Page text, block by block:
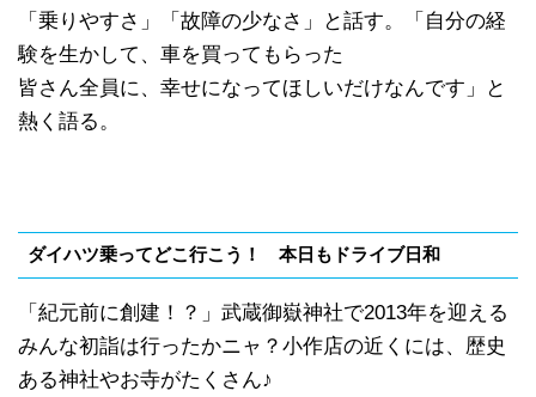
「乗りやすさ」「故障の少なさ」と話す。「自分の経
験を生かして、車を買ってもらった
皆さん全員に、幸せになってほしいだけなんです」と
熱く語る。
ダイハツ乗ってどこ行こう！ 本日もドライブ日和
「紀元前に創建！？」武蔵御嶽神社で2013年を迎える
みんな初詣は行ったかニャ？小作店の近くには、歴史
ある神社やお寺がたくさん♪